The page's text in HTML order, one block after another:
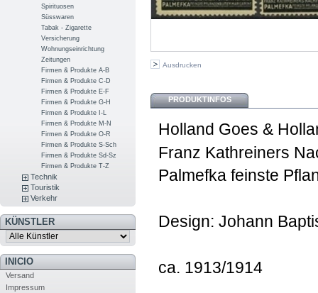
Spirituosen
Süsswaren
Tabak - Zigarette
Versicherung
Wohnungseinrichtung
Zeitungen
Firmen & Produkte A-B
Firmen & Produkte C-D
Firmen & Produkte E-F
Firmen & Produkte G-H
Firmen & Produkte I-L
Firmen & Produkte M-N
Firmen & Produkte O-R
Firmen & Produkte S-Sch
Firmen & Produkte Sd-Sz
Firmen & Produkte T-Z
Technik
Touristik
Verkehr
KÜNSTLER
INICIO
Versand
Impressum
Ausdrucken
PRODUKTINFOS
Holland Goes &
Franz Kathreiners
Palmefka feinste
Design: Johann
ca. 1913/1914